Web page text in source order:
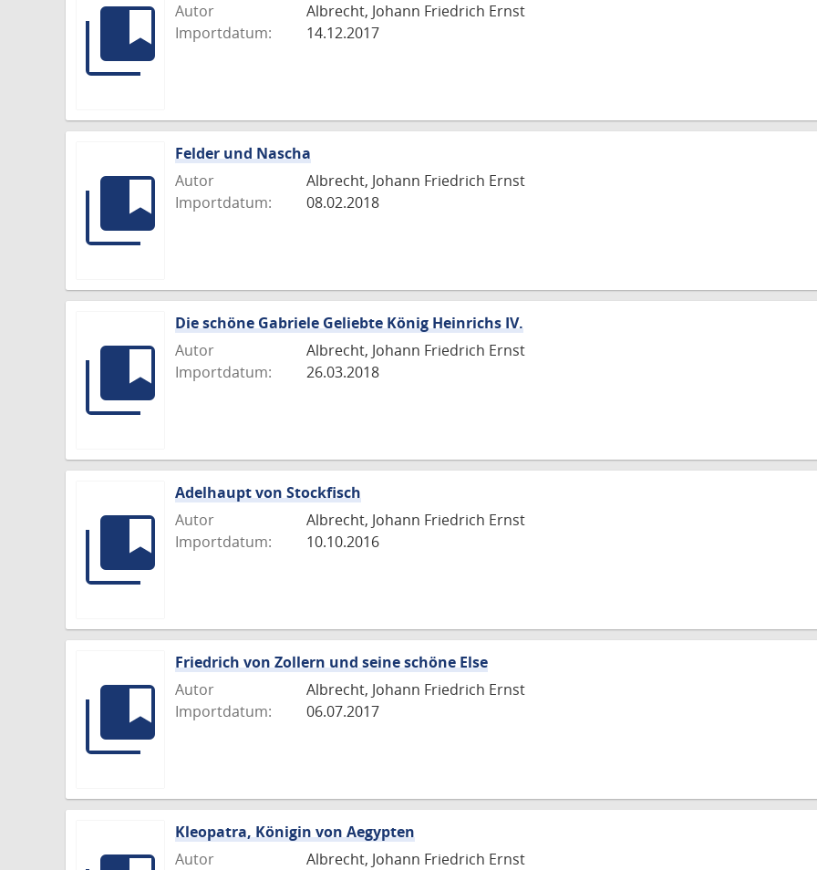
Autor
Albrecht, Johann Friedrich Ernst
Importdatum:
14.12.2017
Felder und Nascha
Autor
Albrecht, Johann Friedrich Ernst
Importdatum:
08.02.2018
Die schöne Gabriele Geliebte König Heinrichs IV.
Autor
Albrecht, Johann Friedrich Ernst
Importdatum:
26.03.2018
Adelhaupt von Stockfisch
Autor
Albrecht, Johann Friedrich Ernst
Importdatum:
10.10.2016
Friedrich von Zollern und seine schöne Else
Autor
Albrecht, Johann Friedrich Ernst
Importdatum:
06.07.2017
Kleopatra, Königin von Aegypten
Autor
Albrecht, Johann Friedrich Ernst